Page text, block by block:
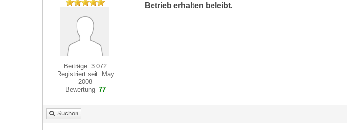
Beiträge: 3.072
Registriert seit: May
2008
Bewertung: 77
Betrieb erhalten beleibt.
Suchen